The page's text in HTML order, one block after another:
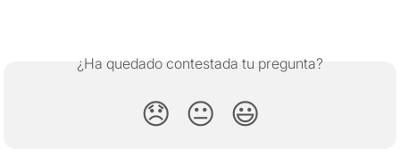
¿Ha quedado contestada tu pregunta?
😞 😐 😃